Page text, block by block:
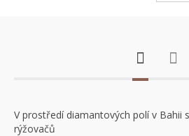
V prostředí diamantových polí v Bahii
rýžovačů